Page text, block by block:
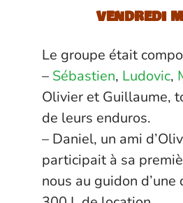
vendredi
Le groupe était
– Sébastien, Ludovic,
Olivier et Guillaume,
de leurs enduros.
– Daniel, un ami
participait à sa
nous au guidon d’une